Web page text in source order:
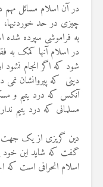
در آن اسلام مسائل مهم
چیزی در حد
به فراموشی سپرده شده
در اسلام آنها کمک به
شود که اگر انجام نشود
دینی که پیروانشان
آنکس که درد یتیم و
مسلمانی که درد یتیم
دین گریزی از یک جهت
گفت که شاید این خود
اسلام انحرافی است